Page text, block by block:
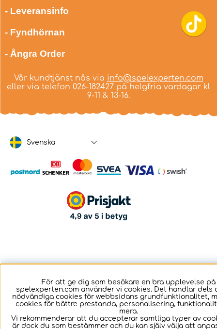
- Leveransinfo
- Fyndhörnan
- Ångra Order
Vår kundtjänst nås via info@spelexperten.com
eller via telefon 026-182427 på helgfria vardagar kl
9-11 & 13-16.
Svenska
För att ge dig som besökare en bra upplevelse på
spelexperten.com använder vi cookies. Det handlar dels
nödvändiga cookies för webbsidans grundfunktionalitet,
cookies för bättre prestanda, personalisering,
mera.
Vi rekommenderar att du accepterar samtliga typer av
är dock du som bestämmer och du kan själv välja att